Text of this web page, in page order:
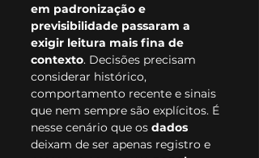
em padronização e
previsibilidade passaram a
exigir leitura mais fina de
contexto. Decisões precisam
considerar histórico,
comportamento recente e sinais
que nem sempre são explícitos. É
nesse cenário que os dados
deixam de ser apenas registro e